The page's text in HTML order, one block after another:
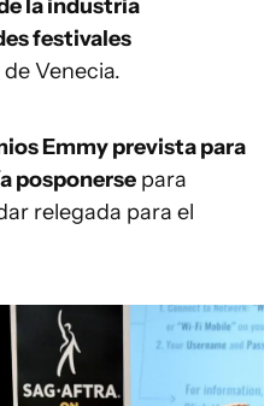
la industria
festivales
Venecia.
Emmy prevista para
posponerse para
relegada para el